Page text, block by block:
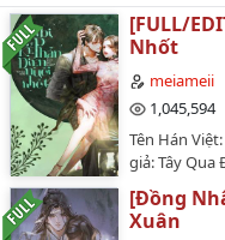
[FULL/
Nhốt
meiameii
1,045,594
Tên Hán
giả: Tây Qua
thành Tình
sang, ngôn
hiệp, tu
[Đồng
Xuân